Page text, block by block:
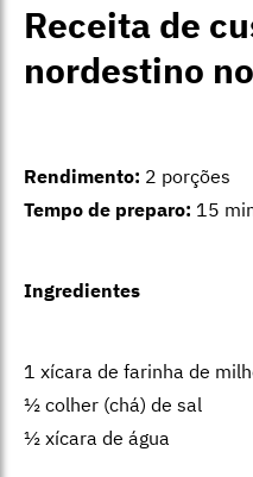
Receita de
nordestino
Rendimento: 2 porções
Tempo de preparo: 15
Ingredientes
1 xícara de farinha de
½ colher (chá) de sal
½ xícara de água